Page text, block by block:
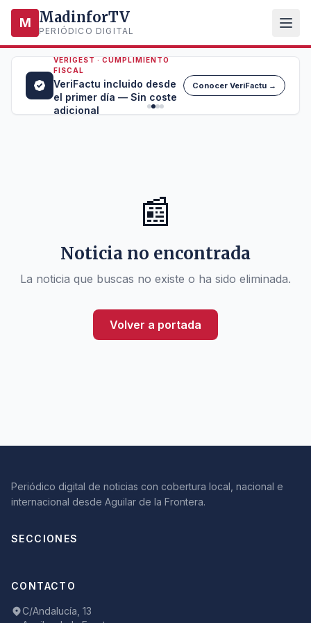
M MadinforTV
PERIÓDICO DIGITAL
VERIGEST · CUMPLIMIENTO
FISCAL
VeriFactu incluido desde
el primer día — Sin coste
adicional
Conocer VeriFactu →
📰
Noticia no encontrada
La noticia que buscas no existe o ha sido eliminada.
Volver a portada
Periódico digital de noticias con cobertura local, nacional e
internacional desde Aguilar de la Frontera.
SECCIONES
CONTACTO
C/Andalucía, 13